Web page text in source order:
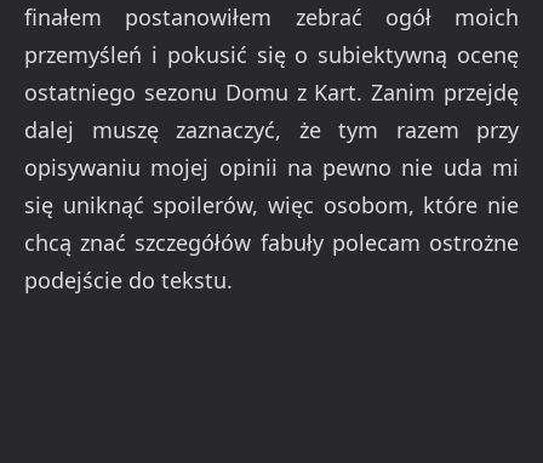
finałem postanowiłem zebrać ogół moich
przemyśleń i pokusić się o subiektywną ocenę
ostatniego sezonu Domu z Kart. Zanim przejdę
dalej muszę zaznaczyć, że tym razem przy
opisywaniu mojej opinii na pewno nie uda mi
się uniknąć spoilerów, więc osobom, które nie
chcą znać szczegółów fabuły polecam ostrożne
podejście do tekstu.